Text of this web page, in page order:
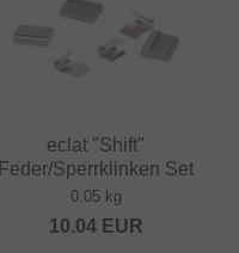
eclat "Shift"
Feder/Sperrklinken Set
0.05 kg
10.04EUR